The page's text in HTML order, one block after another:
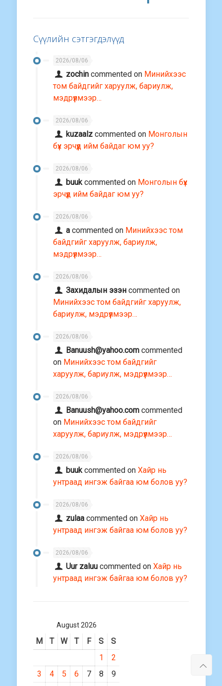
Сүүлийн сэтгэгдэлүүд
2026/08/06
zochin commented on Минийхээс
том байдгийг харуулж, бариулж,
мэдрүүлмээр…
2026/08/06
kuzaalz commented on Монголын
бүх эрчүүд ийм байдаг юм уу?
2026/08/06
buuk commented on Монголын бүх
эрчүүд ийм байдаг юм уу?
2026/08/06
a commented on Минийхээс том
байдгийг харуулж, бариулж,
мэдрүүлмээр…
2026/08/06
Захидалын эзэн commented on
Минийхээс том байдгийг харуулж,
бариулж, мэдрүүлмээр…
2026/08/06
Banuush@yahoo.com commented
on Минийхээс том байдгийг
харуулж, бариулж, мэдрүүлмээр…
2026/08/06
Banuush@yahoo.com commented
on Минийхээс том байдгийг
харуулж, бариулж, мэдрүүлмээр…
2026/08/06
buuk commented onХайр нь
унтраад ингэж байгаа юм болов уу?
2026/08/06
zulaa commented onХайр нь
унтраад ингэж байгаа юм болов уу?
2026/08/06
Uur zaluu commented onХайр нь
унтраад ингэж байгаа юм болов уу?
August 2026
M T W T F S
S
1
2
3
4 5 6 7 8
9